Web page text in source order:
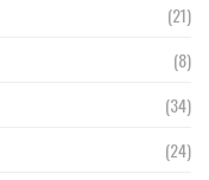
(21)
(8)
(34)
(24)